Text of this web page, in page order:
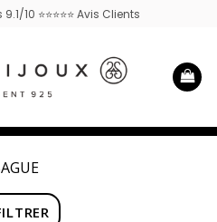
10 ⭐⭐⭐⭐⭐ Avis Clients